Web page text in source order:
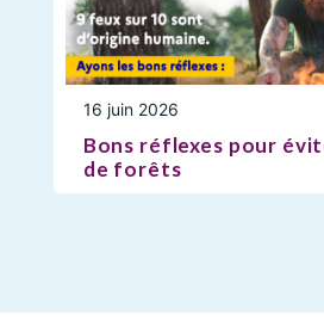
16 juin 2026
Bons réflexes pour
de forêts